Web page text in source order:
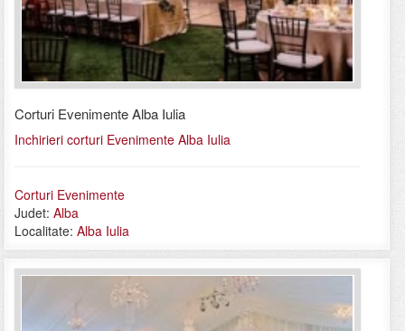
Corturi Evenimente Alba Iulia
Inchirieri corturi Evenimente Alba Iulia
Corturi Evenimente
Judet: Alba
Localitate: Alba Iulia